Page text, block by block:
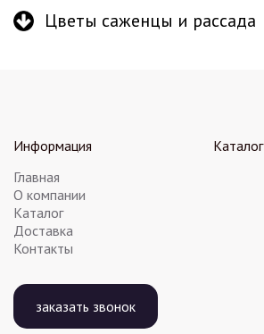
Цветы саженцы и рассада
Информация
Главная
О компании
Каталог
Доставка
Контакты
Каталог
заказать звонок